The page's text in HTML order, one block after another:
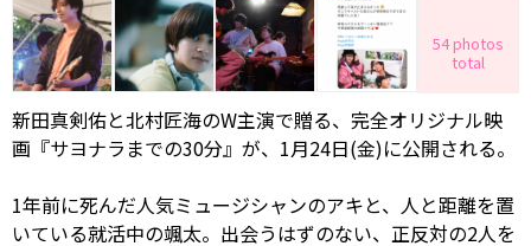
54 photos
total
新田真剣佑と北村匠海のW主演で贈る、完全オリジナル映
画『サヨナラまでの30分』が、1月24日(金)に公開される。
1年前に死んだ人気ミュージシャンのアキと、人と距離を置
いている就活中の颯太。出会うはずのない、正反対の2人を